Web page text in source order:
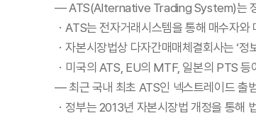
— ATS(Alternative Trading System)는 정
・ATS는 전자거래시스템을 통해 매수자
・자본시장법상 다자간매매체결회사는 ‘정
・미국의 ATS, EU의 MTF, 일본의 PTS 등
— 최근 국내 최초 ATS인 넥스트레이드 출
・정부는 2013년 자본시장법 개정을 통해